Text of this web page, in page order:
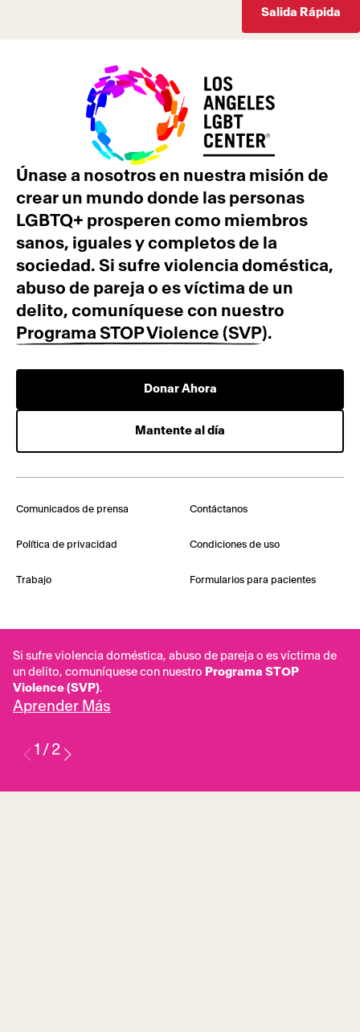
Salida Rápida
Únase a nosotros en nuestra misión de
crear un mundo donde las personas
LGBTQ+ prosperen como miembros
sanos, iguales y completos de la
sociedad. Si sufre violencia doméstica,
abuso de pareja o es víctima de un
delito, comuníquese con nuestro
Programa STOP Violence (SVP).
Donar Ahora
Mantente al día
Comunicados de prensa Contáctanos
Política de privacidad Condiciones de uso
Trabajo Formularios para pacientes
Si sufre violencia doméstica, abuso de pareja o es víctima de
un delito, comuníquese con nuestro Programa STOP
Violence (SVP).
Aprender Más
1 / 2